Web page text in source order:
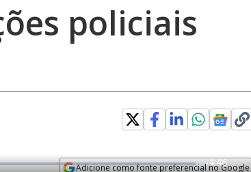
policiais
Adicione como fonte preferencial no Google
R
-4:46